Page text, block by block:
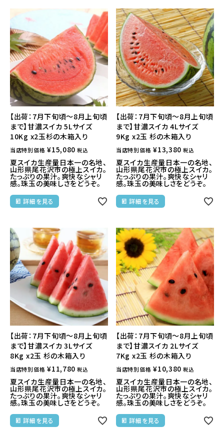
【出荷：7月下旬頃～8月上旬頃
まで】甘濃スイカ 5Lサイズ
10Kg x2玉杉の木箱入り
当店特別価格 ¥15,080 税込
夏スイカ生産量日本一の名地、
山形県尾花沢市の極上スイカ。
たっぷりの果汁。爽快なシャリ
感。珠玉の美味しさをどうぞ。
詳細を見る
【出荷：7月下旬頃～8月上旬頃
まで】甘濃スイカ 4Lサイズ
9Kg x2玉 杉の木箱入り
当店特別価格 ¥13,380 税込
夏スイカ生産量日本一の名地、
山形県尾花沢市の極上スイカ。
たっぷりの果汁。爽快なシャリ
感。珠玉の美味しさをどうぞ。
詳細を見る
【出荷：7月下旬頃～8月上旬頃
まで】甘濃スイカ 3Lサイズ
8Kg x2玉 杉の木箱入り
当店特別価格 ¥11,780 税込
夏スイカ生産量日本一の名地、
山形県尾花沢市の極上スイカ。
たっぷりの果汁。爽快なシャリ
感。珠玉の美味しさをどうぞ。
詳細を見る
【出荷：7月下旬頃～8月上旬頃
まで】甘濃スイカ 2Lサイズ
7Kg x2玉 杉の木箱入り
当店特別価格 ¥10,380 税込
夏スイカ生産量日本一の名地、
山形県尾花沢市の極上スイカ。
たっぷりの果汁。爽快なシャリ
感。珠玉の美味しさをどうぞ。
詳細を見る